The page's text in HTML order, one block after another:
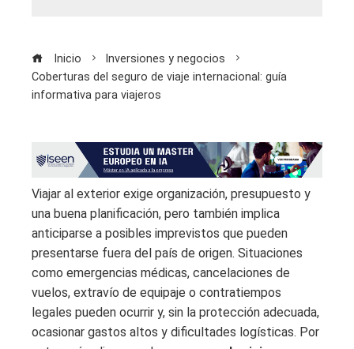
Inicio
Inversiones y negocios
Coberturas del seguro de viaje internacional: guía
informativa para viajeros
Viajar al exterior exige organización, presupuesto y
una buena planificación, pero también implica
anticiparse a posibles imprevistos que pueden
presentarse fuera del país de origen. Situaciones
como emergencias médicas, cancelaciones de
vuelos, extravío de equipaje o contratiempos
legales pueden ocurrir y, sin la protección adecuada,
ocasionar gastos altos y dificultades logísticas. Por